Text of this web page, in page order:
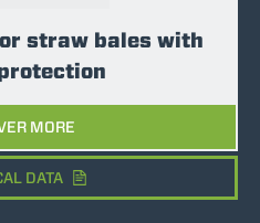
straw bales with
MORE
DATA